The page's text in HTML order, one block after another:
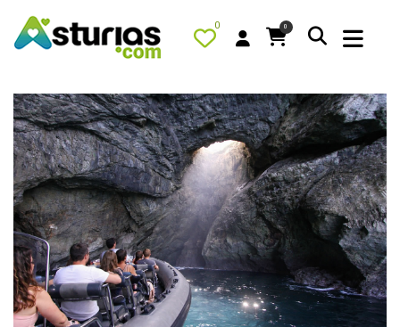
0 0
PORTADA
QUÉ HACER
ALOJAMIENTOS
RESTAURANTES
TURISMO ACTIVO
TIENDA